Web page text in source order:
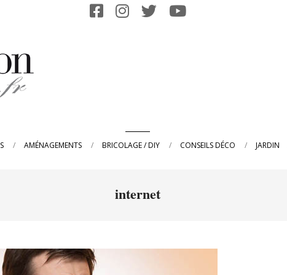
AMÉNAGEMENTS BRICOLAGE / DIY CONSEILS DÉCO JARDIN
internet